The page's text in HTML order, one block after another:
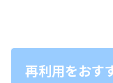
再利用をおす